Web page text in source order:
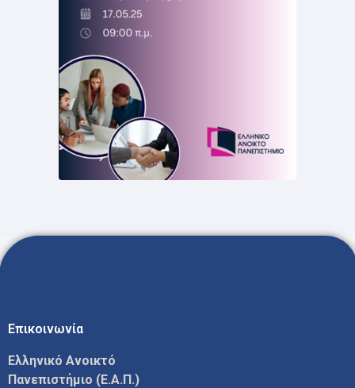
Επικοινωνία
Ελληνικό Ανοικτό
Πανεπιστήμιο (Ε.Α.Π.)